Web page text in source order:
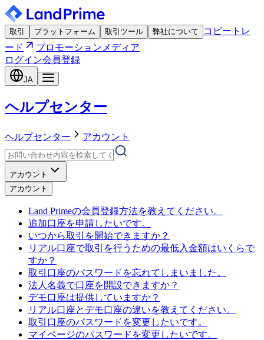
取引 プラットフォーム 取引ツール 弊社について
コピートレ
ード
プロモーション メディア
ログイン会員登録
JA
ヘルプセンター
ヘルプセンター アカウント
アカウント
アカウント
Land Primeの会員登録方法を教えてください。
追加口座を申請したいです。
いつから取引を開始できますか？
リアル口座で取引を行うための最低入金額はいくらで
すか？
取引口座のパスワードを忘れてしまいました。
法人名義で口座を開設できますか？
デモ口座は提供していますか？
リアル口座とデモ口座の違いを教えてください。
取引口座のパスワードを変更したいです。
マイページのパスワードを変更したいです。